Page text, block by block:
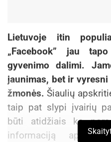
Lietuvoje itin
„Facebook” jau
gyvenimo dalimi.
jaunimas, bet ir
žmonės. Šiaulių
taip pat slypi įvairių
būti atidžiais ką
informaciją apie